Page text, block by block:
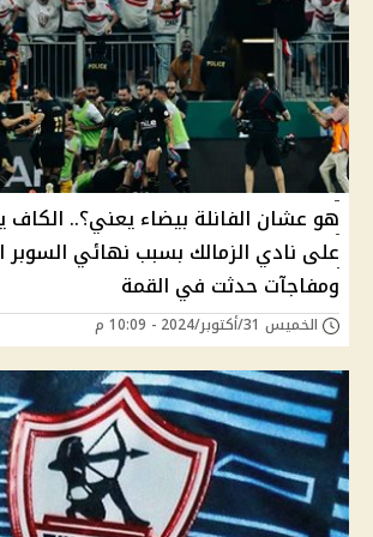
هو عشان الفانلة بيضاء يعني؟..
على نادي الزمالك بسبب نهائي السوبر
ومفاجآت حدثت في القمة
الخميس 31/أكتوبر/2024 - 10:09 م